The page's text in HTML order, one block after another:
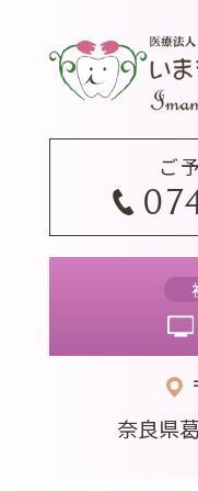
ご
奈良県